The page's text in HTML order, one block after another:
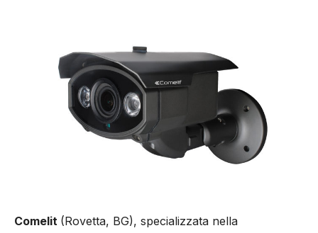
Comelit (Rovetta, BG), specializzata nella